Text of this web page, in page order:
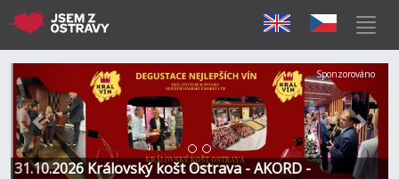
31.10.2026 Královský košt Ostrava - AKORD -
Předchozí Další
Sponzorováno